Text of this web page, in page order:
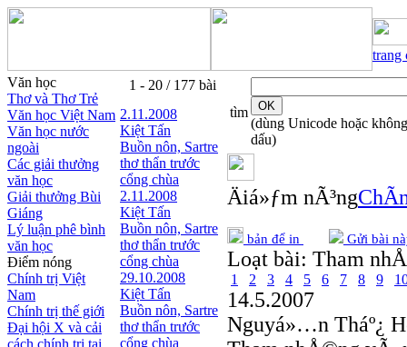
trang
Văn học
Thơ và Thơ Trẻ
Văn học Việt Nam
Văn học nước
ngoài
Các giải thưởng
văn học
Giải thưởng Bùi
Giáng
Lý luận phê bình
văn học
Điểm nóng
Chính trị Việt
Nam
Chính trị thế giới
Đại hội X và cải
cách chính trị tại
1 - 20 / 177 bài
2.11.2008
Kiệt Tấn
Buồn nôn, Sartre
thơ thẩn trước
cổng chùa
2.11.2008
Kiệt Tấn
Buồn nôn, Sartre
thơ thẩn trước
cổng chùa
29.10.2008
Kiệt Tấn
Buồn nôn, Sartre
thơ thẩn trước
cổng chùa
tìm
(dùng Unicode hoặc không
dấu)
Äiá»ƒm nÃ³ng
bản để in Gửi bài
Loạt bài: Tham
1 2 3 4 5 6 7 8 9
14.5.2007
Nguyá»…n Tháº¿